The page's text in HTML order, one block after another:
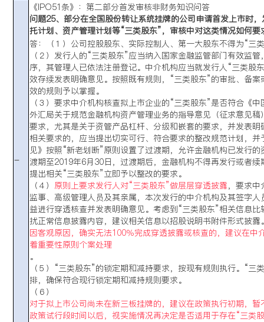
-
《IPO51条》： 第二部分首发审核非财务知识问答
问题25、部分在全国股份转让系统挂牌的公司申请首发上市时
托计划、资产管理计划等“三类股东”，审核中对这类情况如何要
答：（１）公司控股股东、实际控制人、第一大股东不得为“三
（２）发行人的“三类股东”应当纳入国家金融监管部门有效监
序，其管理人已依法注册登记。中介机构应当就发行人“三类股
效存续发表明确意见。按照既有规则，“三类股东”的审批、备
效的规则予以掌握。
（３）要求中介机构核查拟上市企业的“三类股东”是否符合《
外汇局关于规范金融机构资产管理业务的指导意见（征求意见
要求，尤其是关于资管产品杠杆、分级和嵌套的要求，并发表
相关要求的，应当提出切实可行、符合要求的整改规范计划，
见》按照“新老划断”原则设置了过渡期，允许金融机构已发行
渡期至2019年6月30日，过渡期后，金融机构不得再发行或者
提出相关“三类股东”立即予以整改的要求。
（４） 原则上要求发行人对“三类股东”做层层穿透披露，要求
监事、高级管理人员及其亲属，本次发行的中介机构及其签字
益进行穿透核查并发表明确意见。考虑到“三类股东”相关信息
扰正常信息披露内容，建议相关信息以招股说明书附件形式披露
因客观原因，确实无法100％完成穿透披露或核查的，建议在中
着重要性原则个案处理
。
（５）“三类股东”的锁定期和减持要求，按现有规则执行。“
排，确保符合现行锁定期和减持规则要求。
（６）
对于拟上市公司尚未在新三板挂牌的，建议在政策执行初期，
政策试行段时间以后，视实施情况再决定是否适用于存在“三类